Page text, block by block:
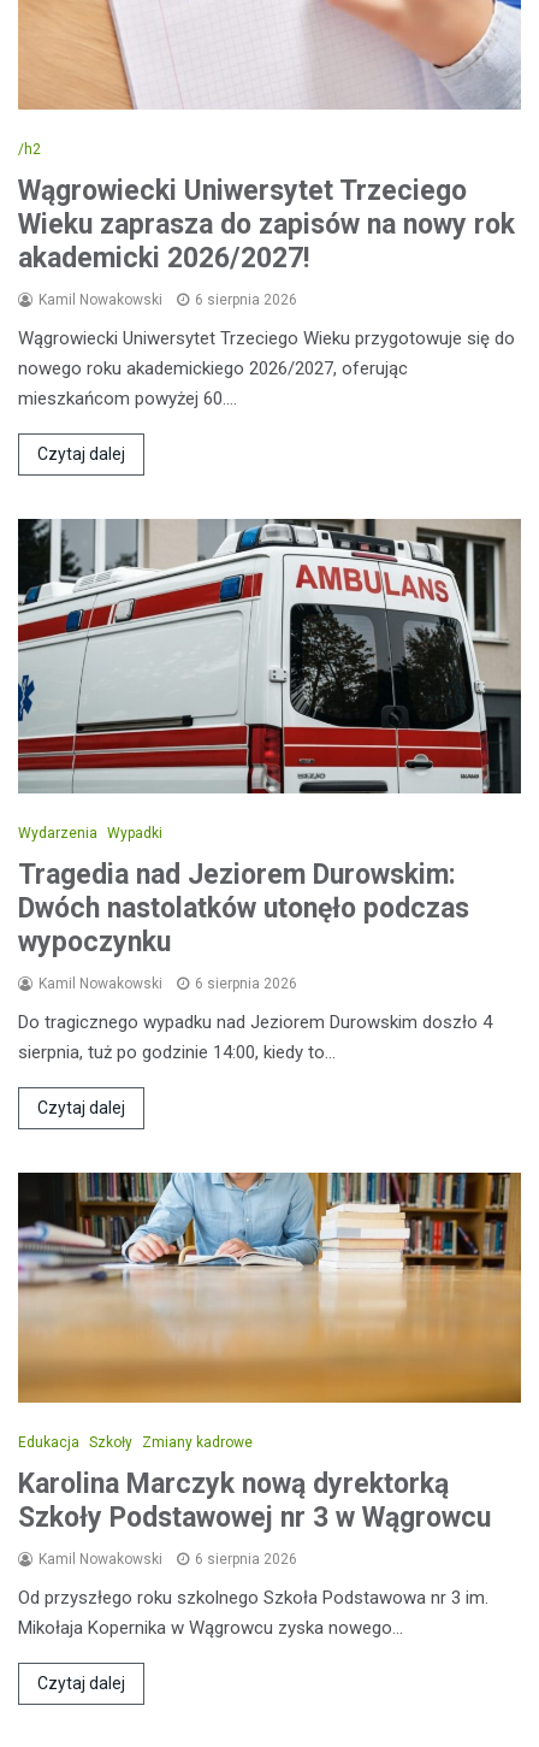
/h2
Wągrowiecki Uniwersytet Trzeciego
Wieku zaprasza do zapisów na nowy rok
akademicki 2026/2027!
Kamil Nowakowski 6 sierpnia 2026
Wągrowiecki Uniwersytet Trzeciego Wieku przygotowuje się do
nowego roku akademickiego 2026/2027, oferując
mieszkańcom powyżej 60.…
Czytaj dalej
Wydarzenia Wypadki
Tragedia nad Jeziorem Durowskim:
Dwóch nastolatków utonęło podczas
wypoczynku
Kamil Nowakowski 6 sierpnia 2026
Do tragicznego wypadku nad Jeziorem Durowskim doszło 4
sierpnia, tuż po godzinie 14:00, kiedy to…
Czytaj dalej
Edukacja Szkoły Zmiany kadrowe
Karolina Marczyk nową dyrektorką
Szkoły Podstawowej nr 3 w Wągrowcu
Kamil Nowakowski 6 sierpnia 2026
Od przyszłego roku szkolnego Szkoła Podstawowa nr 3 im.
Mikołaja Kopernika w Wągrowcu zyska nowego…
Czytaj dalej